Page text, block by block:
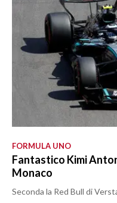
FORMULA UNO
Fantastico Kimi
Monaco
Seconda la Red Bull di